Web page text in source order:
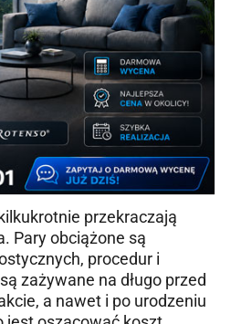
przekraczają
Pary obciążone są
procedur i
zażywane na długo przed
a nawet i po urodzeniu